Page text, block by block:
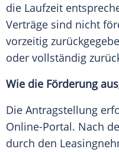
die Laufzeit
Verträge sind nicht
vorzeitig
oder vollständig
Wie die Förderung
Die Antragstellung
Online-Portal. Nach
durch den